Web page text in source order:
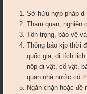
Sở hữu hợp pháp di
Tham quan, nghiên
Tôn trọng, bảo vệ
Thông báo kịp thời
quốc gia, di tích
nộp di vật, cổ vật,
quan nhà nước có
Ngăn chặn hoặc